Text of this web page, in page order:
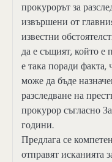
прокурорът за
извършени от
известни
да е същият, който е
е така поради факта,
може да бъде
разследване на
прокурор съгласно
години.
Предлага се
отправят исканията